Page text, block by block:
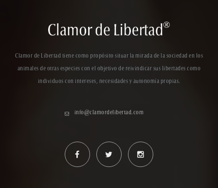
Clamor de Libertad tiene como propósito situar la mirada de la sociedad en los
animales de otras especies con el objetivo de reivindicar sus libertades como
individuos con intereses, necesidades y autonomía propias.
info@clamordelibertad.com